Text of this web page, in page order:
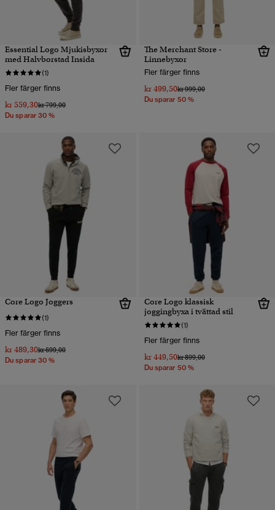
Essential Logo Mjukisbyxor
med Halvborstad Insida
(1)
Fler färger finns
kr 559,30Pris reducerat från
kr 799,00till
Du sparar 30 %
The Merchant Store -
Linnebyxor
Fler färger finns
kr 499,50Pris reducerat från
kr 999,00till
Du sparar 50 %
Core Logo Joggers
(1)
Fler färger finns
kr 489,30Pris reducerat från
kr 699,00till
Du sparar 30 %
Core Logo klassisk
joggingbyxa i tvättad stil
(1)
Fler färger finns
kr 449,50Pris reducerat från
kr 899,00till
Du sparar 50 %